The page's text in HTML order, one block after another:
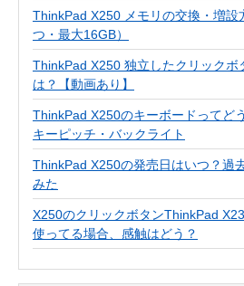
ThinkPad X250 メモリの交換・増設
つ・最大16GB）
ThinkPad X250 独立したクリックボ
は？【動画あり】
ThinkPad X250のキーボードってど
キーピッチ・バックライト
ThinkPad X250の発売日はいつ？過
みた
X250のクリックボタンThinkPad
使ってる場合、感触はどう？